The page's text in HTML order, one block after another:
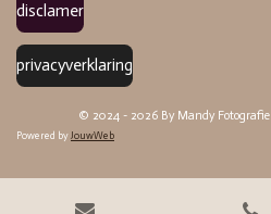
disclamer
privacyverklaring
© 2024 - 2026 By Mandy Fotografie
Powered by JouwWeb